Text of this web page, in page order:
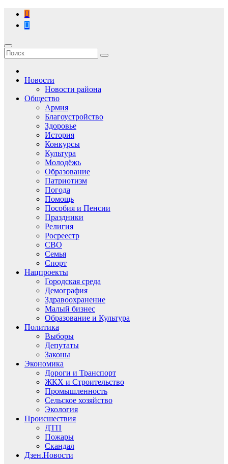
Перейти
содержимому
Новости
Новости района
Общество
Армия
Благоустройство
Здоровье
История
Конкурсы
Культура
Молодёжь
Образование
Патриотизм
Погода
Помощь
Пособия и Пенсии
Праздники
Религия
Росреестр
СВО
Семья
Спорт
Нацпроекты
Городская среда
Демография
Здравоохранение
Малый бизнес
Образование и Культура
Политика
Выборы
Депутаты
Законы
Экономика
Дороги и Транспорт
ЖКХ и Строительство
Промышленность
Сельское хозяйство
Экология
Происшествия
ДТП
Пожары
Скандал
Дзен.Новости